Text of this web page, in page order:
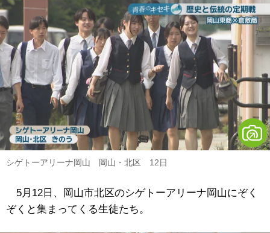
シゲトーアリーナ岡山 岡山・北区 12日
5月12日、岡山市北区のシゲトーアリーナ岡山にぞく
ぞくと集まってくる生徒たち。